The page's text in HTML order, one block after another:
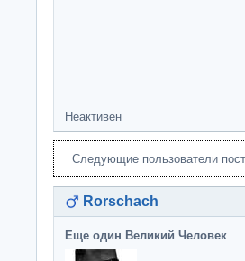
Неактивен
Следующие пользователи
Rorschach
Еще один Великий Человек